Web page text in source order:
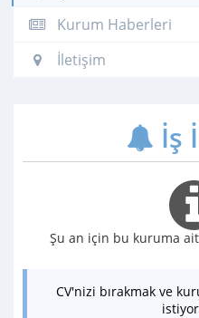
Kurum Haberleri
İletişim
İş
Şu an için bu kuruma
CV'nizi bırakmak ve